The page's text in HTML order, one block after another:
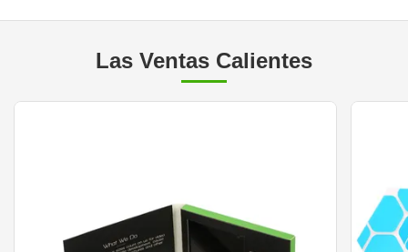
Las Ventas Calientes